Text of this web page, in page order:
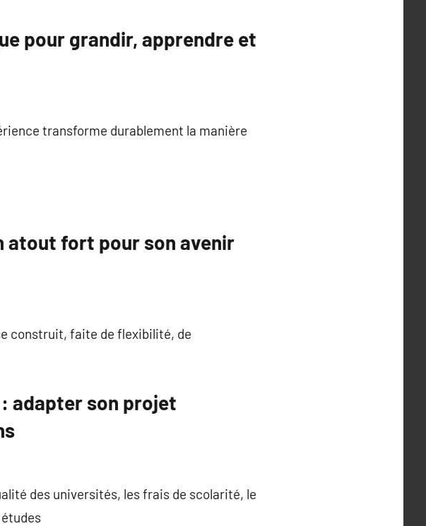
pour grandir, apprendre et
transforme durablement la manière
atout fort pour son avenir
construit, faite de flexibilité, de
adapter son projet
des universités, les frais de scolarité, le